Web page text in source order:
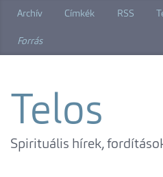
Archív Címkék RSS
Forrás
Telos
Spirituális hírek,